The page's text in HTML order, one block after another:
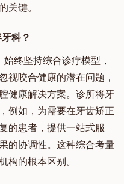
关键。
科？
终坚持综合诊疗模型，
视咬合健康的潜在问题，
健康解决方案。诊所将牙
例如，为需要在牙齿矫正
的患者，提供一站式服
的协调性。这种综合考量
构的根本区别。